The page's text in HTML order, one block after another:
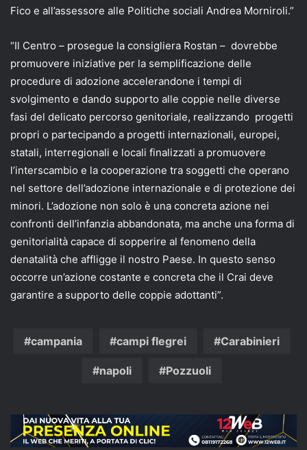
Fico e all’assessore alle Politiche sociali Andrea Morniroli.”
“Il Centro – prosegue la consigliera Rostan – dovrebbe
promuovere iniziative per la semplificazione delle
procedure di adozione accelerandone i tempi di
svolgimento e dando supporto alle coppie nelle diverse
fasi del delicato percorso genitoriale, realizzando progetti
propri o partecipando a progetti internazionali, europei,
statali, interregionali e locali finalizzati a promuovere
l’interscambio e la cooperazione tra soggetti che operano
nel settore dell’adozione internazionale e di protezione dei
minori. L’adozione non solo è una concreta azione nei
confronti dell’infanzia abbandonata, ma anche una forma di
genitorialità capace di sopperire al fenomeno della
denatalità che affligge il nostro Paese. In questo senso
occorre un’azione costante e concreta che il Crai deve
garantire a supporto delle coppie adottanti”.
campania campi flegrei Carabinieri
napoli Pozzuoli